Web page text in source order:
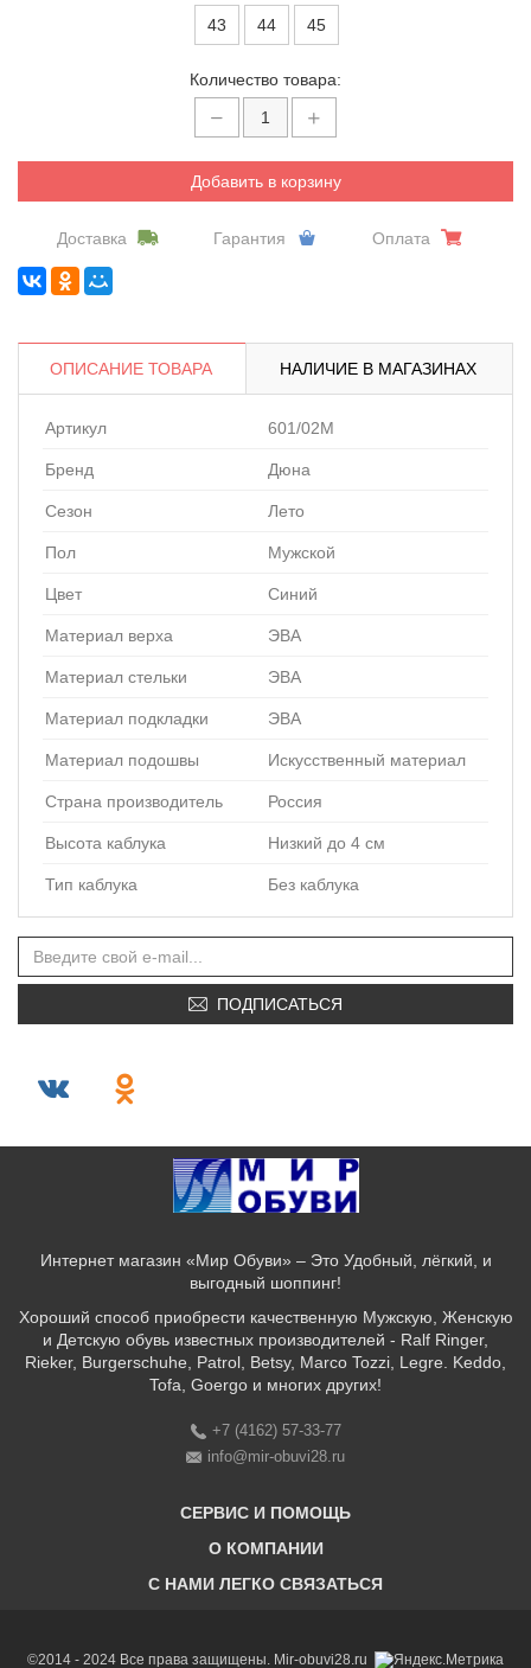
43
44 45
Количество товара:
Добавить в корзину
Доставка Гарантия Оплата
ОПИСАНИЕ ТОВАРА НАЛИЧИЕ В МАГАЗИНАХ
Артикул 601/02M
Бренд Дюна
Сезон Лето
Пол Мужской
Цвет Синий
Материал верха ЭВА
Материал стельки ЭВА
Материал подкладки ЭВА
Материал подошвы Искусственный материал
Страна производитель Россия
Высота каблука Низкий до 4 см
Тип каблука Без каблука
ПОДПИСАТЬСЯ
Интернет магазин «Мир Обуви» – Это Удобный, лёгкий, и
выгодный шоппинг!
Хороший способ приобрести качественную Мужскую, Женскую
и Детскую обувь известных производителей - Ralf Ringer,
Rieker, Burgerschuhe, Patrol, Betsy, Marco Tozzi, Legre. Keddo,
Tofa, Goergo и многих других!
+7 (4162) 57-33-77
info@mir-obuvi28.ru
СЕРВИС И ПОМОЩЬ
Бонусная программа
О КОМПАНИИ
C НАМИ ЛЕГКО СВЯЗАТЬСЯ
©2014 - 2024 Все права защищены. Mir-obuvi28.ru